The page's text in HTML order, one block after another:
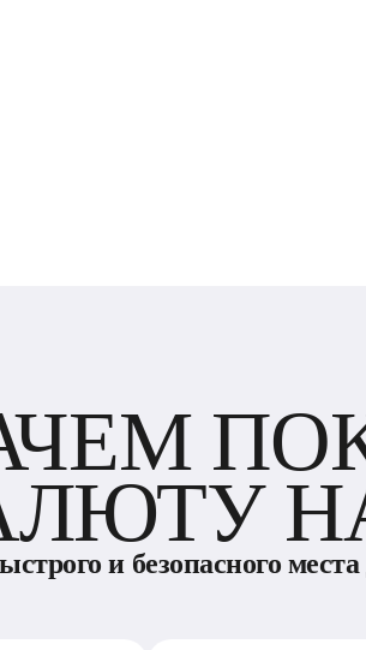
НА
и безопасного